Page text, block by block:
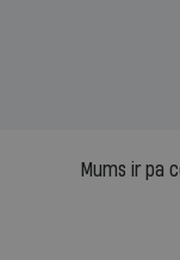
Mums ir pa